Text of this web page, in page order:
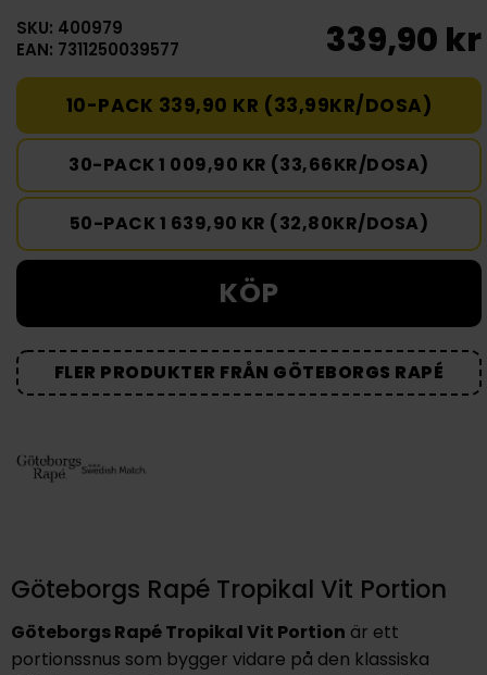
SKU: 400979
EAN: 7311250039577
339,90 kr
10-PACK 339,90 KR (33,99KR/DOSA)
30-PACK 1 009,90 KR (33,66KR/DOSA)
50-PACK 1 639,90 KR (32,80KR/DOSA)
KÖP
FLER PRODUKTER FRÅN GÖTEBORGS RAPÉ
Göteborgs Rapé Tropikal Vit Portion
Göteborgs Rapé Tropikal Vit Portion är ett
portionssnus som bygger vidare på den klassiska